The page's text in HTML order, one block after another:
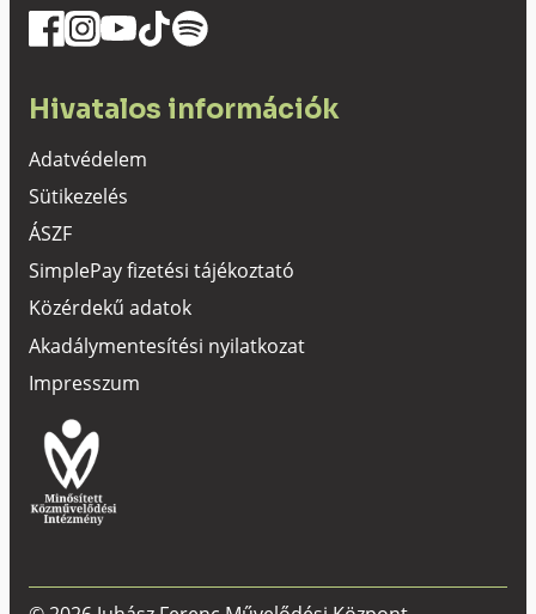
Hivatalos információk
Adatvédelem
Sütikezelés
ÁSZF
SimplePay fizetési tájékoztató
Közérdekű adatok
Akadálymentesítési nyilatkozat
Impresszum